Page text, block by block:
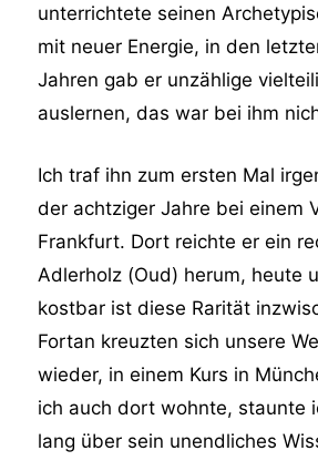
unterrichtete seinen
mit neuer Energie, in den
Jahren gab er unzählige
auslernen, das war bei ihm
Ich traf ihn zum ersten Mal
der achtziger Jahre bei einem
Frankfurt. Dort reichte er ein
Adlerholz (Oud) herum, heute
kostbar ist diese Rarität
Fortan kreuzten sich unsere
wieder, in einem Kurs in
ich auch dort wohnte, staunte
lang über sein unendliches